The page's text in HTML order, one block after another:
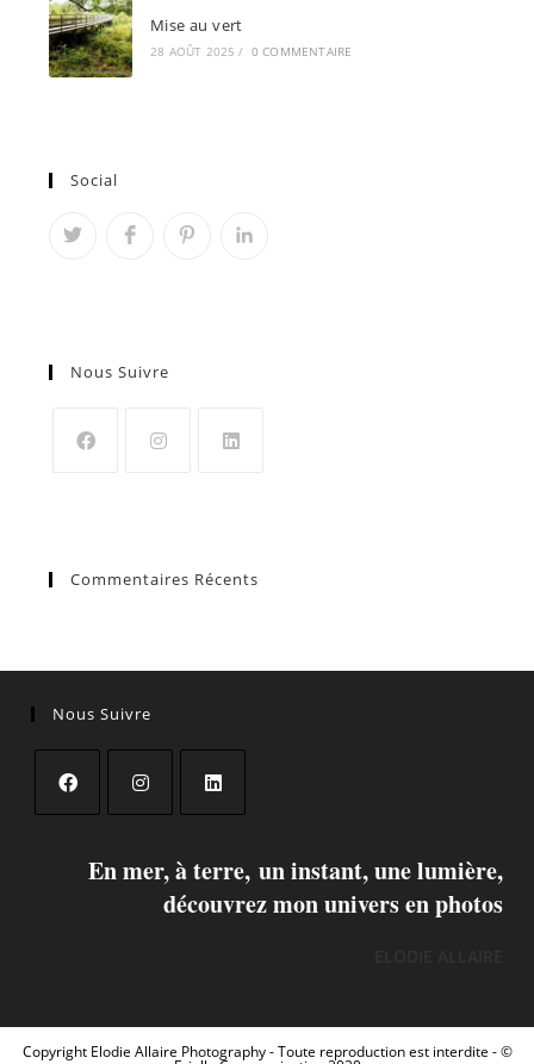
Mise au vert
28 AOÛT 2025 / 0 COMMENTAIRE
Social
Nous Suivre
Commentaires Récents
Nous Suivre
En mer, à terre, un instant, une lumière,
découvrez mon univers en photos
Copyright Elodie Allaire Photography- Toute reproduction est interdite - ©